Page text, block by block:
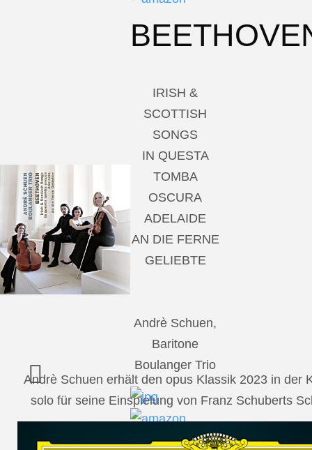
IRISH &
SCOTTISH
SONGS
IN QUESTA
TOMBA
OSCURA
ADELAIDE
AN DIE FERNE
GELIEBTE
Andrè Schuen,
Baritone
Boulanger Trio
Andrè Schuen erhält den opus Klassik 2023 in der
solo für seine Einspielung von Franz Schuberts